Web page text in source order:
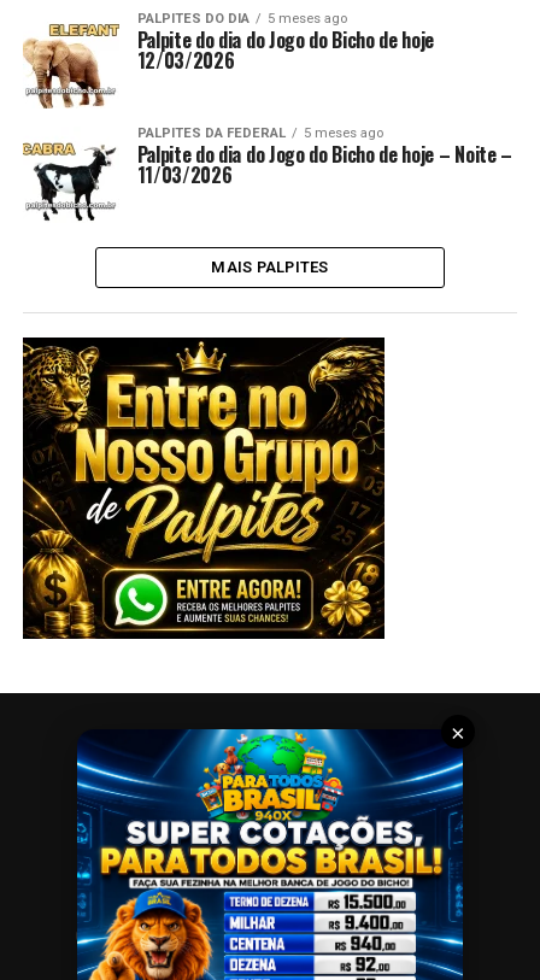
PALPITES DO DIA 5 meses ago
Palpite do dia do Jogo do Bicho de hoje
12/03/2026
PALPITES DA FEDERAL 5 meses ago
Palpite do dia do Jogo do Bicho de hoje – Noite –
11/03/2026
MAIS PALPITES
CONTATO SITEMAP SOBRE POLÍTICA DE PRIVACIDADE
×